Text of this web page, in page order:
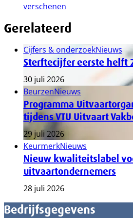
verschenen
Gerelateerd
Cijfers & onderzoekNieuws
Sterftecijfer eerste helft
30 juli 2026
BeurzenNieuws
Programma
tijdens VTU Uitvaart
29 juli 2026
KeurmerkNieuws
Nieuw kwaliteitslabel
uitvaartondernemers
28 juli 2026
Bedrijfsgegevens